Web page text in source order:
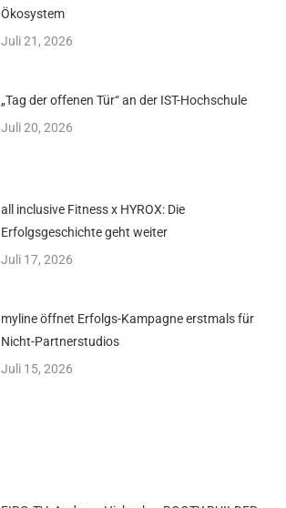
Ökosystem
Juli 21, 2026
„Tag der offenen Tür“ an der IST-Hochschule
Juli 20, 2026
all inclusive Fitness x HYROX: Die
Erfolgsgeschichte geht weiter
Juli 17, 2026
myline öffnet Erfolgs-Kampagne erstmals für
Nicht-Partnerstudios
Juli 15, 2026